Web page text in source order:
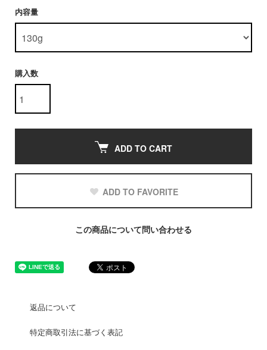
内容量
購入数
ADD TO CART
ADD TO FAVORITE
この商品について問い合わせる
返品について
特定商取引法に基づく表記